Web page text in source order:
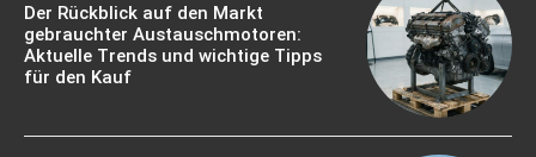
Der Rückblick auf den Markt
gebrauchter Austauschmotoren:
Aktuelle Trends und wichtige Tipps
für den Kauf